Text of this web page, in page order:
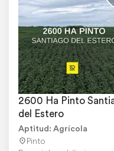
2600 Ha Pinto
del Estero
Aptitud: Agrícola
Pinto